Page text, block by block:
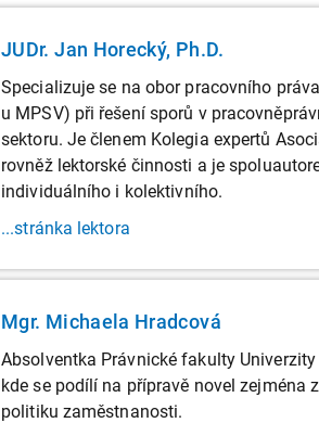
JUDr. Jan Horecký, Ph.D.
Specializuje se na obor pracovního
u MPSV) při řešení sporů v
sektoru. Je členem Kolegia expertů
rovněž lektorské činnosti a je
individuálního i kolektivního.
...stránka lektora
Mgr. Michaela Hradcová
Absolventka Právnické fakulty
kde se podílí na přípravě novel
politiku zaměstnanosti.